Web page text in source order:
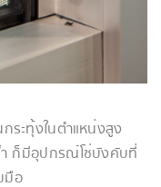
ะทุ้งในตำแหน่งสูง
ำ ก็มีอุปกรณ์โซ่บังคับที่
มือ